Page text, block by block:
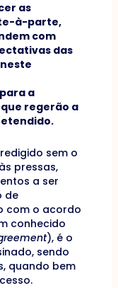
as
à-parte,
com
das
a
regerão a
sem o
pressas,
a ser
de
com o acordo
conhecido
), é o
sendo
quando bem